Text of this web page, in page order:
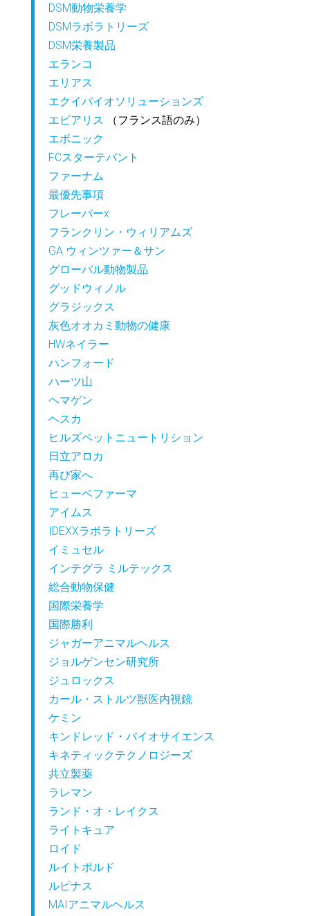
DSM動物栄養学
DSMラボラトリーズ
DSM栄養製品
エランコ
エリアス
エクイバイオソリューションズ
エビアリス （フランス語のみ）
エボニック
FCスターテバント
ファーナム
最優先事項
フレーバーx
フランクリン・ウィリアムズ
GA ウィンツァー＆サン
グローバル動物製品
グッドウィノル
グラジックス
灰色オオカミ動物の健康
HWネイラー
ハンフォード
ハーツ山
ヘマゲン
ヘスカ
ヒルズペットニュートリション
日立アロカ
再び家へ
ヒューベファーマ
アイムス
IDEXXラボラトリーズ
イミュセル
インテグラ ミルテックス
総合動物保健
国際栄養学
国際勝利
ジャガーアニマルヘルス
ジョルゲンセン研究所
ジュロックス
カール・ストルツ獣医内視鏡
ケミン
キンドレッド・バイオサイエンス
キネティックテクノロジーズ
共立製薬
ラレマン
ランド・オ・レイクス
ライトキュア
ロイド
ルイトポルド
ルピナス
MAIアニマルヘルス